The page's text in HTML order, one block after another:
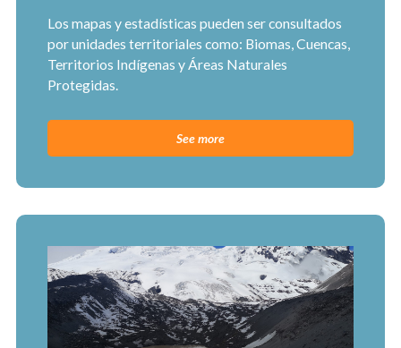
Los mapas y estadísticas pueden ser consultados
por unidades territoriales como: Biomas, Cuencas,
Territorios Indígenas y Áreas Naturales
Protegidas.
See more